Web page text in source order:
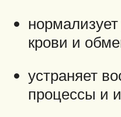
крови и
устраняет
процессы и